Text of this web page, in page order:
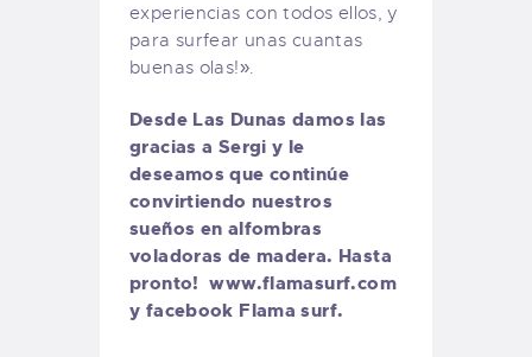
experiencias con todos ellos, y
para surfear unas cuantas
buenas olas!».
Desde Las Dunas damos las
gracias a Sergi y le
deseamos que continúe
convirtiendo nuestros
sueños en alfombras
voladoras de madera. Hasta
pronto! www.flamasurf.com
y facebook Flama surf.